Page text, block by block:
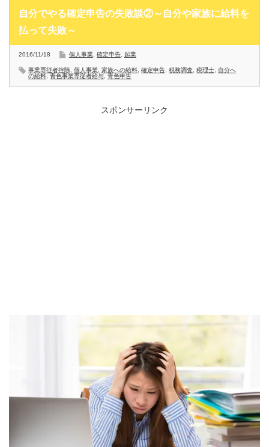
自分でやる確定申告の失敗談②～自分や家族に給料を
払って失敗～
2016/11/18 個人事業 確定申告 起業
事業専従者控除 個人事業 家族への給料 確定申告 税務調査 税理士
自分へ
の給料 青色事業専従者給与 青色申告
スポンサーリンク